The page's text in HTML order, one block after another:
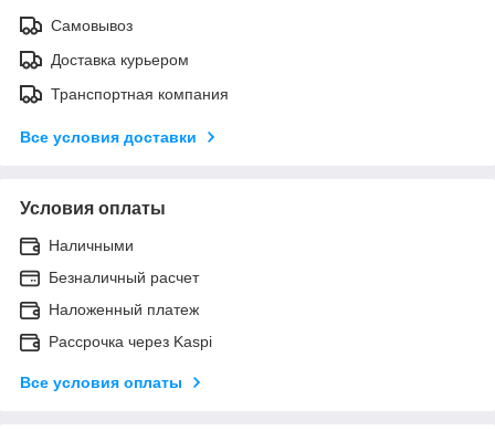
Самовывоз
Доставка курьером
Транспортная компания
Все условия доставки
Условия оплаты
Наличными
Безналичный расчет
Наложенный платеж
Рассрочка через Kaspi
Все условия оплаты